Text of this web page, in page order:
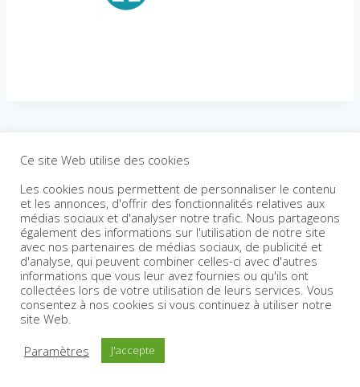
Ce site Web utilise des cookies
Les cookies nous permettent de personnaliser le contenu
et les annonces, d'offrir des fonctionnalités relatives aux
médias sociaux et d'analyser notre trafic. Nous partageons
également des informations sur l'utilisation de notre site
avec nos partenaires de médias sociaux, de publicité et
d'analyse, qui peuvent combiner celles-ci avec d'autres
informations que vous leur avez fournies ou qu'ils ont
collectées lors de votre utilisation de leurs services. Vous
consentez à nos cookies si vous continuez à utiliser notre
site Web.
Paramètres
J'accepte